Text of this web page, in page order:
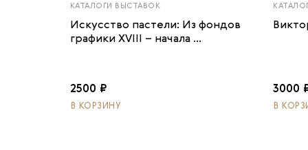
КАТАЛОГИ ВЫСТАВОК
Искусство пастели: Из фондов
графики XVIII – начала ...
2500 ₽
В КОРЗИНУ
3000
В